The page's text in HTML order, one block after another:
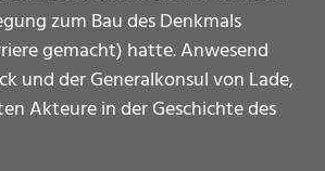
zum Bau des Denkmals
gemacht) hatte. Anwesend
und der Generalkonsul von Lade,
Akteure in der Geschichte des